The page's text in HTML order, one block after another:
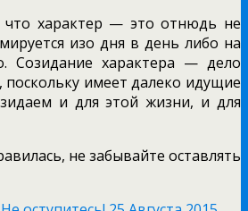
характер — это отнюдь не
изо дня в день либо на
Созидание характера — дело
имеет далеко идущие
и для этой жизни, и для
не забывайте оставлять